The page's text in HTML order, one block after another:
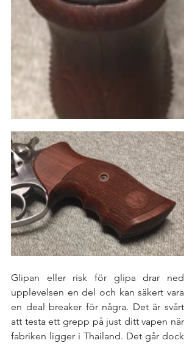
Glipan eller risk för glipa drar ned
upplevelsen en del och kan säkert vara
en deal breaker för några. Det är svårt
att testa ett grepp på just ditt vapen när
fabriken ligger i Thailand. Det går dock